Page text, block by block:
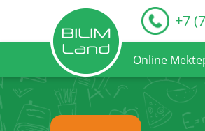
+7
Online